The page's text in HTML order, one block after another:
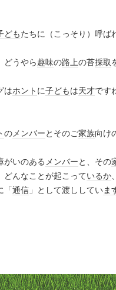
どもたちに（こっそり）呼ば
どうやら趣味の路上の苔採取
はホント に子どもは天才です
のメンバーとそのご家族向け
がいのある メンバーと、その
どんなことが起こっているか
「通信 」として渡ししていま